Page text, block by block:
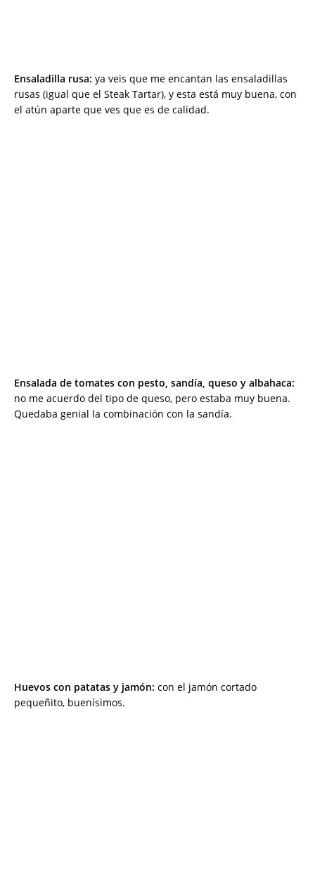
Ensaladilla rusa: ya veis que me encantan las ensaladillas
rusas (igual que el Steak Tartar), y esta está muy buena, con
el atún aparte que ves que es de calidad.
Ensalada de tomates con pesto, sandía, queso y albahaca:
no me acuerdo del tipo de queso, pero estaba muy buena.
Quedaba genial la combinación con la sandía.
Huevos con patatas y jamón: con el jamón cortado
pequeñito, buenísimos.